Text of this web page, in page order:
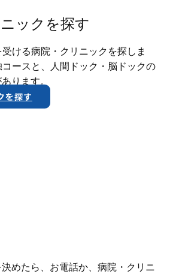
ックを探す
ける病院・クリニックを探しま
ースと、人間ドック・脳ドックの
ります。
を探す
めたら、お電話か、​病院・クリニ